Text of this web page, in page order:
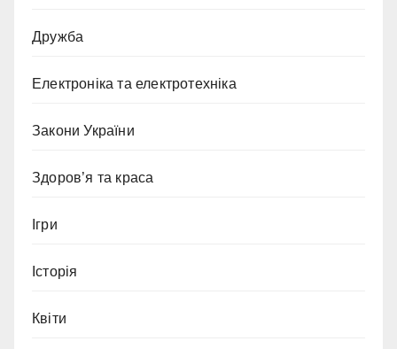
Дружба
Електроніка та електротехніка
Закони України
Здоров’я та краса
Ігри
Історія
Квіти